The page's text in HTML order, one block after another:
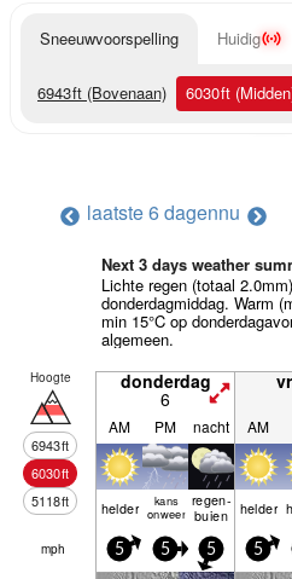
Sneeuwvoorspelling Huidig
6943ft (Bovenaan) 6030ft
laatste 6 dagennu
Next 3 days weather
Lichte regen (totaal
donderdagmiddag. Warm
min 15°C op
algemeen.
Hoogte
6943ft
6030ft
5118ft
donderdag
6
AM PM nacht AM
helder kans
onweer
regen­
buien helder
mph 5 5 5 5